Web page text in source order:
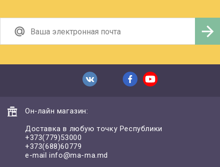
Он-лайн магазин:
Доставка в любую точку Республики
+373(779)53000
+373(688)60779
e-mailinfo@ma-ma.md